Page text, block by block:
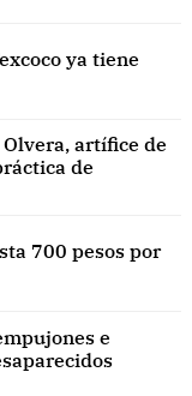
ya tiene
artífice de
de
700 pesos por
e